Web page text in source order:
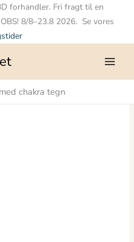
forhandler. Fri fragt til en
8/8–23.8 2026. Se vores
chakra tegn